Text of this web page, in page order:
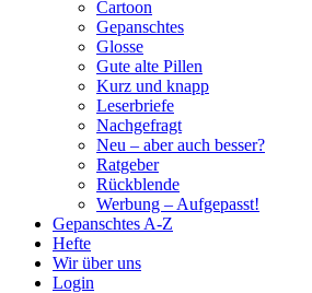
Cartoon
Gepanschtes
Glosse
Gute alte Pillen
Kurz und knapp
Leserbriefe
Nachgefragt
Neu – aber auch besser?
Ratgeber
Rückblende
Werbung – Aufgepasst!
Gepanschtes A-Z
Hefte
Wir über uns
Login